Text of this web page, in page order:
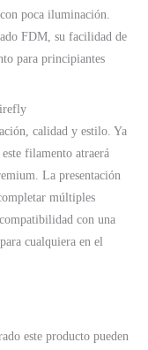
poca iluminación.
FDM, su facilidad de
para principiantes
calidad y estilo. Ya
filamento atraerá
La presentación
múltiples
con una
cualquiera en el
este producto pueden